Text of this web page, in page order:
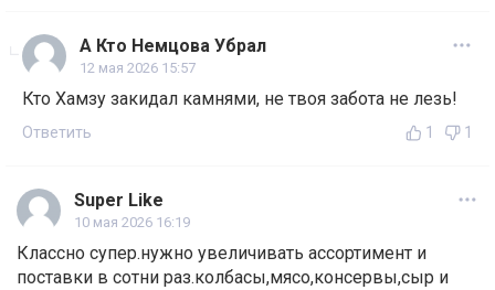
А Кто Немцова Убрал
12 мая 2026 15:57
Кто Хамзу закидал камнями, не твоя забота не лезь!
Ответить 1 1
Super Like
10 мая 2026 16:19
Классно супер.нужно увеличивать ассортимент и
поставки в сотни раз.колбасы,мясо,консервы,сыр и